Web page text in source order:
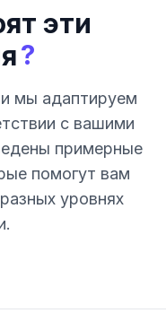
эти
?
мы адаптируем
с вашими
примерные
помогут вам
уровнях